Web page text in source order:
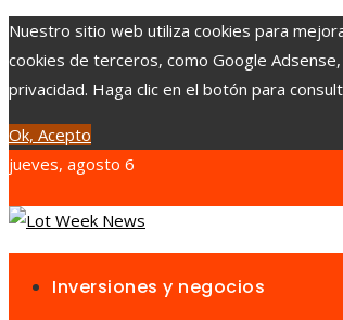
Nuestro sitio web utiliza cookies para
cookies de terceros, como Google
privacidad. Haga clic en el botón para
Ok, Acepto
jueves, agosto 6
Inversiones y negocios